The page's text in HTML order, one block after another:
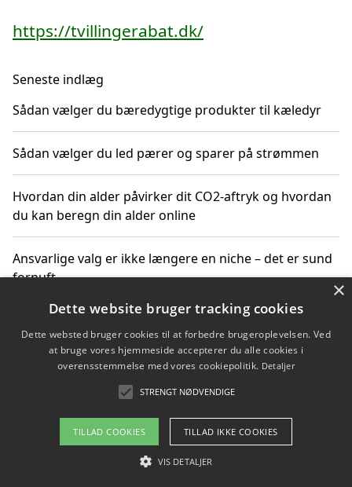
https://tvillingerabat.dk/
Seneste indlæg
Sådan vælger du bæredygtige produkter til kæledyr
Sådan vælger du led pærer og sparer på strømmen
Hvordan din alder påvirker dit CO2-aftryk og hvordan
du kan beregn din alder online
Ansvarlige valg er ikke længere en niche – det er sund
fornuft
Sådan kan du handle bæredygtigt og bestil med
faktura
Om / kontakt
Blog Betingelser
×
Dette website bruger tracking cookies
Dette websted bruger cookies til at forbedre brugeroplevelsen. Ved
at bruge vores hjemmeside accepterer du alle cookies i
overensstemmelse med vores cookiepolitik. Detaljer
STRENGT NØDVENDIGE
TILLAD COOKIES TILLAD IKKE COOKIES
VIS DETALJER